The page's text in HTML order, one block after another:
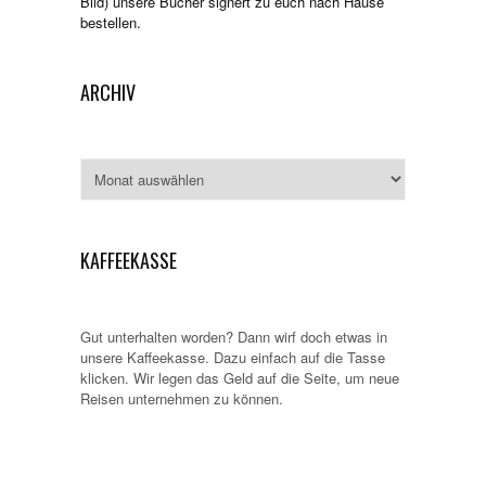
bestellen.
ARCHIV
KAFFEEKASSE
Gut unterhalten worden? Dann wirf doch etwas in
unsere Kaffeekasse. Dazu einfach auf die Tasse
klicken. Wir legen das Geld auf die Seite, um neue
Reisen unternehmen zu können.